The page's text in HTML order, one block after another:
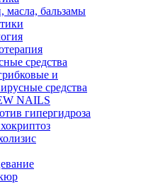
масла, бальзамы
средства
и
средства
NAILS
гипергидроза